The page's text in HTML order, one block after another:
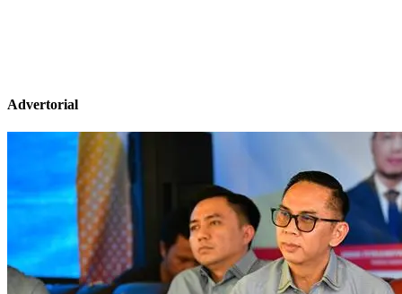
Advertorial